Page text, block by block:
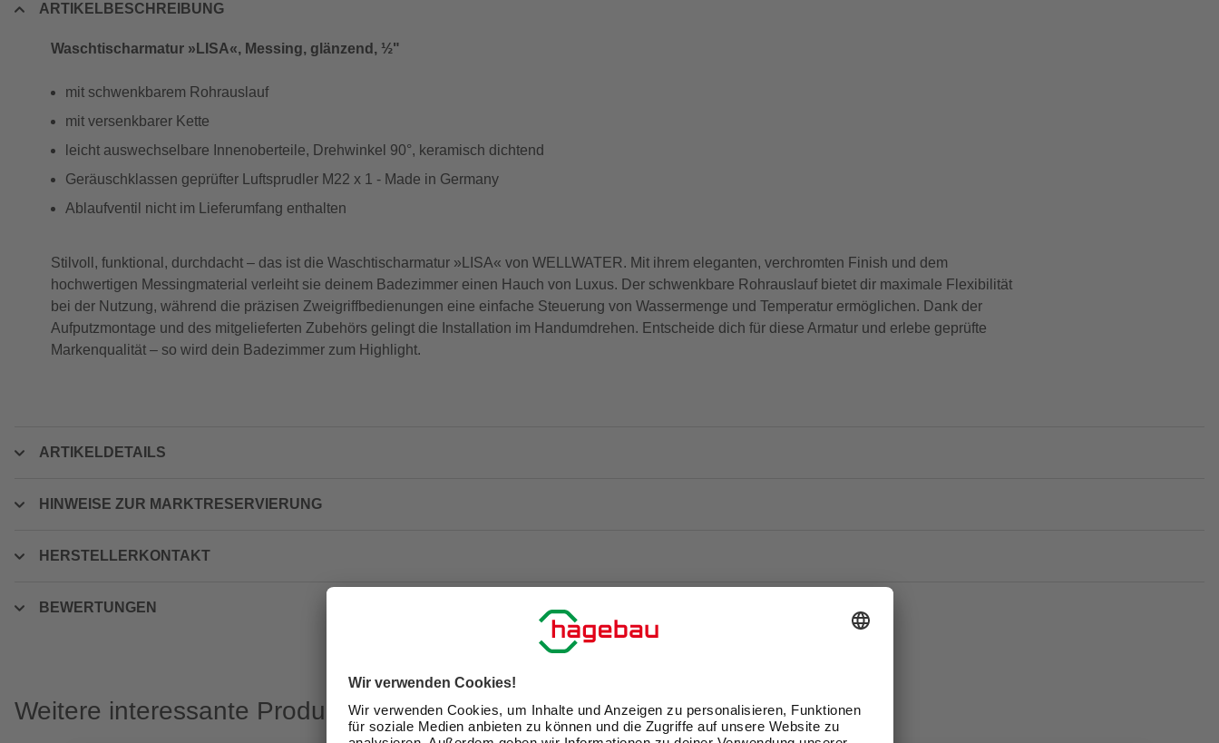
ARTIKELBESCHREIBUNG
Waschtischarmatur »LISA«, Messing, glänzend, ½"
mit schwenkbarem Rohrauslauf
mit versenkbarer Kette
leicht auswechselbare Innenoberteile, Drehwinkel 90°, keramisch dichtend
Geräuschklassen geprüfter Luftsprudler M22 x 1 - Made in Germany
Ablaufventil nicht im Lieferumfang enthalten
Stilvoll, funktional, durchdacht – das ist die Waschtischarmatur »LISA« von WELLWATER. Mit ihrem eleganten, verchromten Finish und dem
hochwertigen Messingmaterial verleiht sie deinem Badezimmer einen Hauch von Luxus. Der schwenkbare Rohrauslauf bietet dir maximale Flexibilität
bei der Nutzung, während die präzisen Zweigriffbedienungen eine einfache Steuerung von Wassermenge und Temperatur ermöglichen. Dank der
Aufputzmontage und des mitgelieferten Zubehörs gelingt die Installation im Handumdrehen. Entscheide dich für diese Armatur und erlebe geprüfte
Markenqualität – so wird dein Badezimmer zum Highlight.
ARTIKELDETAILS
HINWEISE ZUR MARKTRESERVIERUNG
HERSTELLERKONTAKT
BEWERTUNGEN
Weitere interessante Produkte